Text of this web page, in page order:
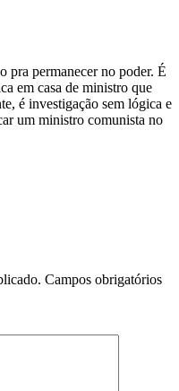
pra permanecer no poder. É
em casa de ministro que
é investigação sem lógica e
um ministro comunista no
Campos obrigatórios